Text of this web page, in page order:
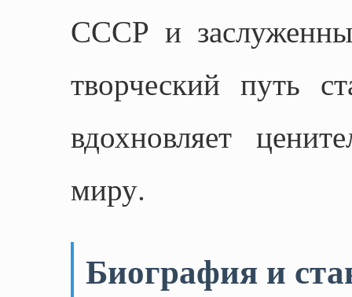
СССР и
творческий путь
вдохновляет
миру.
Биография и